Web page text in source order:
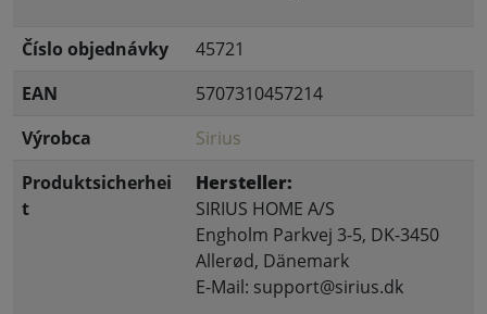
Číslo objednávky
45721
EAN
5707310457214
Výrobca
Sirius
Produktsicherhei
t
Hersteller:
SIRIUS HOME A/S
Engholm Parkvej 3-5, DK-3450
Allerød, Dänemark
E-Mail: support@sirius.dk